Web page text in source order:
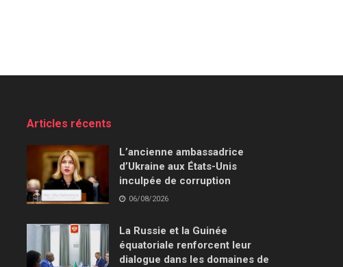
Articles récents
L’ancienne ambassadrice
d’Ukraine aux États-Unis
inculpée de corruption
06/08/2026
La Russie et la Guinée
équatoriale renforcent leur
dialogue dans les domaines de